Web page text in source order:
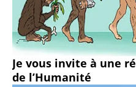
Je vous invite à une
de l’Humanité